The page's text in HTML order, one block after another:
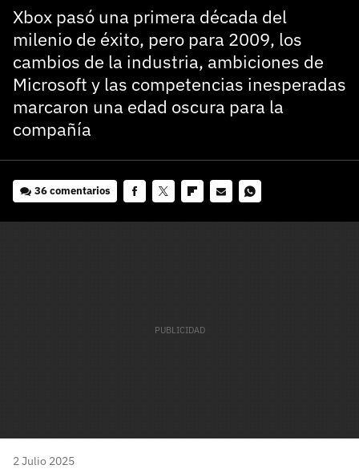
Xbox pasó una primera década del
milenio de éxito, pero para 2009, los
cambios de la industria, ambiciones de
Microsoft y las competencias inesperadas
marcaron una edad oscura para la
compañía
36 comentarios
2 Julio 2025
Entra en 3DJuegos